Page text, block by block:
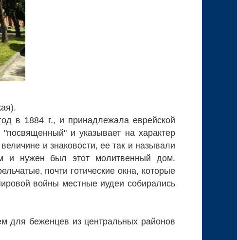
в 1884 г., и принадлежала еврейской
и указывает на характер
и знаковости, ее так и называли
и нужен был этот молитвенный дом.
почти готические окна, которые
войны местные иудеи собирались
для беженцев из центральных районов